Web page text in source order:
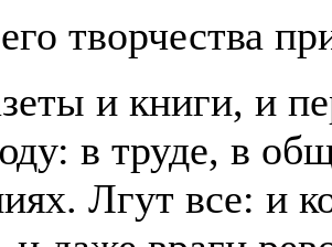
творчества
и книги, и
в труде, в
Лгут все: и